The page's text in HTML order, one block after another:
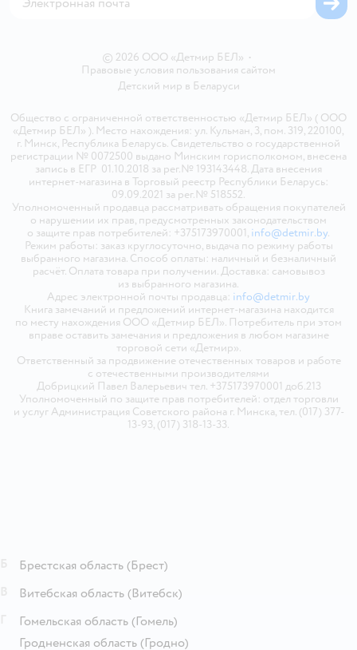
© 2026 ООО «Детмир БЕЛ» •
Правовые условия пользования сайтом
Детский мир в Беларуси
Общество с ограниченной ответственностью «Детмир БЕЛ» ( ООО
«Детмир БЕЛ» ). Место нахождения: ул. Кульман, 3, пом. 319, 220100,
г. Минск, Республика Беларусь. Свидетельство о государственной
регистрации № 0072500 выдано Минским горисполкомом, внесена
запись в ЕГР 01.10.2018 за рег.№ 193143448. Дата внесения
интернет-магазина в Торговый реестр Республики Беларусь:
09.09.2021 за рег.№ 518552.
Уполномоченный продавца рассматривать обращения покупателей
о нарушении их прав, предусмотренных законодательством
о защите прав потребителей: +375173970001, info@detmir.by.
Режим работы: заказ круглосуточно, выдача по режиму работы
выбранного магазина. Способ оплаты: наличный и безналичный
расчёт. Оплата товара при получении. Доставка: самовывоз
из выбранного магазина.
Адрес электронной почты продавца: info@detmir.by
Книга замечаний и предложений интернет-магазина находится
по месту нахождения ООО «Детмир БЕЛ». Потребитель при этом
вправе оставить замечания и предложения в любом магазине
торговой сети «Детмир».
Ответственный за продвижение отечественных товаров и работе
с отечественными производителями
Добрицкий Павел Валерьевич тел. +375173970001 доб.213
Уполномоченный по защите прав потребителей: отдел торговли
и услуг Администрация Советского района г. Минска, тел. (017) 377-
13-93, (017) 318-13-33.
Брестская область (Брест)
Витебская область (Витебск)
Гомельская область (Гомель)
Гродненская область (Гродно)